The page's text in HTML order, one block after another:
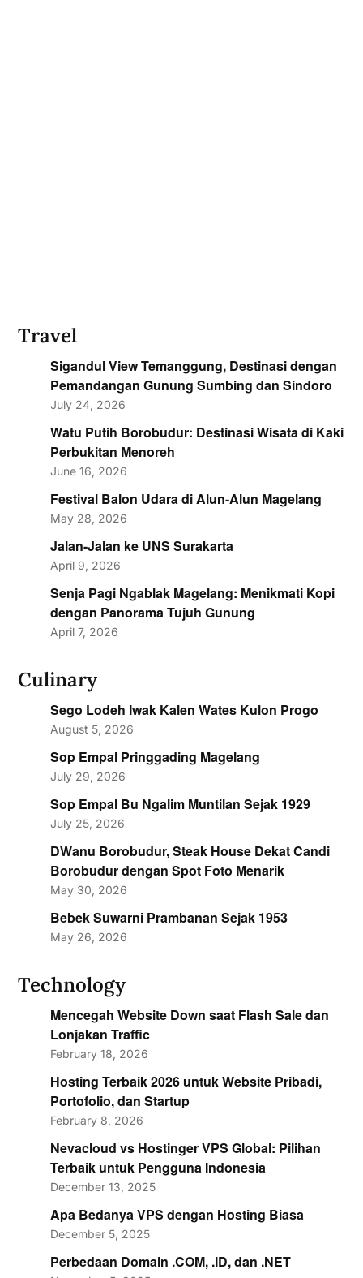
Travel
Sigandul View Temanggung, Destinasi dengan
Pemandangan Gunung Sumbing dan Sindoro
July 24, 2026
Watu Putih Borobudur: Destinasi Wisata di Kaki
Perbukitan Menoreh
June 16, 2026
Festival Balon Udara di Alun-Alun Magelang
May 28, 2026
Jalan-Jalan ke UNS Surakarta
April 9, 2026
Senja Pagi Ngablak Magelang: Menikmati Kopi
dengan Panorama Tujuh Gunung
April 7, 2026
Culinary
Sego Lodeh Iwak Kalen Wates Kulon Progo
August 5, 2026
Sop Empal Pringgading Magelang
July 29, 2026
Sop Empal Bu Ngalim Muntilan Sejak 1929
July 25, 2026
DWanu Borobudur, Steak House Dekat Candi
Borobudur dengan Spot Foto Menarik
May 30, 2026
Bebek Suwarni Prambanan Sejak 1953
May 26, 2026
Technology
Mencegah Website Down saat Flash Sale dan
Lonjakan Traffic
February 18, 2026
Hosting Terbaik 2026 untuk Website Pribadi,
Portofolio, dan Startup
February 8, 2026
Nevacloud vs Hostinger VPS Global: Pilihan
Terbaik untuk Pengguna Indonesia
December 13, 2025
Apa Bedanya VPS dengan Hosting Biasa
December 5, 2025
Perbedaan Domain .COM, .ID, dan .NET